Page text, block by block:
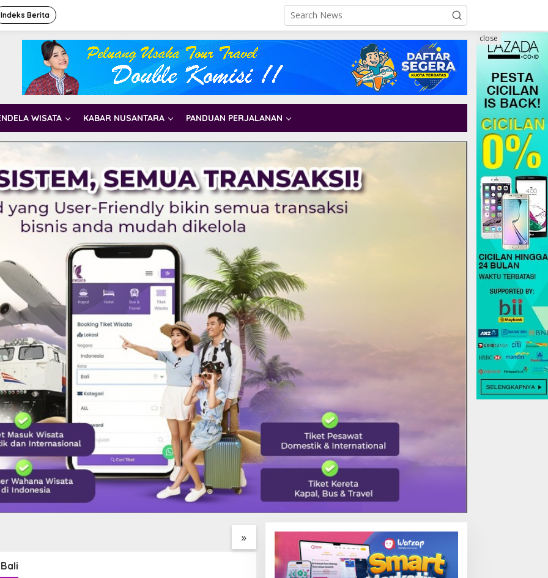
Indeks Berita
WISATA KABAR NUSANTARA PANDUAN PERJALANAN
close
»
GLASS
HIDDEN GEM
Desa Penglipuran Surga
Tradisional di Bangli yang
HEALING TERBAIK DI TOYA
DEVASYA, MENIIKMATI
KEINDAHAN ALAM VULKANIK
TERBAIK MENIKMATI
TENANGNYA ALAM BALI